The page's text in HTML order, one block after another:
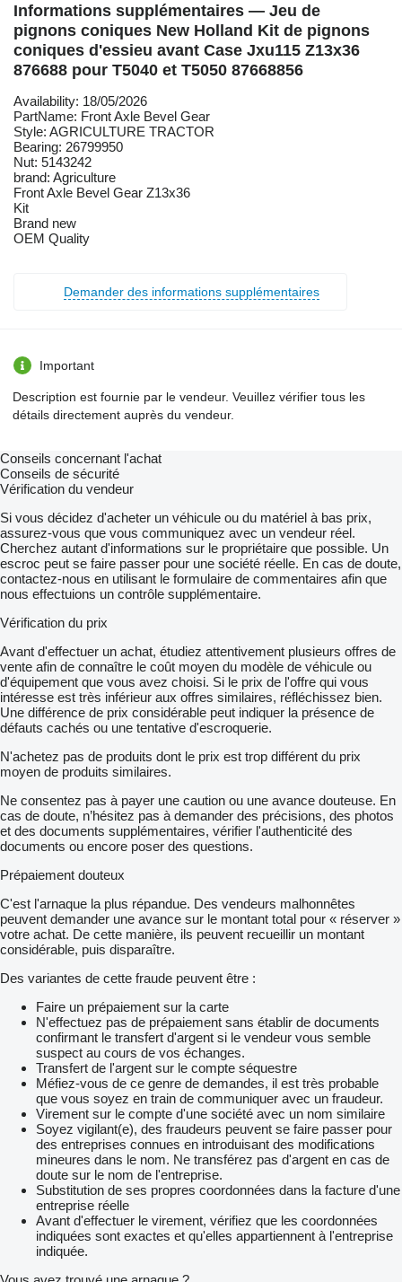
Informations supplémentaires — Jeu de
pignons coniques New Holland Kit de pignons
coniques d'essieu avant Case Jxu115 Z13x36
876688 pour T5040 et T5050 87668856
Availability: 18/05/2026
PartName: Front Axle Bevel Gear
Style: AGRICULTURE TRACTOR
Bearing: 26799950
Nut: 5143242
brand: Agriculture
Front Axle Bevel Gear Z13x36
Kit
Brand new
OEM Quality
Demander des informations supplémentaires
Important
Description est fournie par le vendeur. Veuillez vérifier tous les
détails directement auprès du vendeur.
Conseils concernant l'achat
Conseils de sécurité
Vérification du vendeur
Si vous décidez d'acheter un véhicule ou du matériel à bas prix,
assurez-vous que vous communiquez avec un vendeur réel.
Cherchez autant d'informations sur le propriétaire que possible. Un
escroc peut se faire passer pour une société réelle. En cas de doute,
contactez-nous en utilisant le formulaire de commentaires afin que
nous effectuions un contrôle supplémentaire.
Vérification du prix
Avant d'effectuer un achat, étudiez attentivement plusieurs offres de
vente afin de connaître le coût moyen du modèle de véhicule ou
d'équipement que vous avez choisi. Si le prix de l'offre qui vous
intéresse est très inférieur aux offres similaires, réfléchissez bien.
Une différence de prix considérable peut indiquer la présence de
défauts cachés ou une tentative d'escroquerie.
N'achetez pas de produits dont le prix est trop différent du prix
moyen de produits similaires.
Ne consentez pas à payer une caution ou une avance douteuse. En
cas de doute, n’hésitez pas à demander des précisions, des photos
et des documents supplémentaires, vérifier l'authenticité des
documents ou encore poser des questions.
Prépaiement douteux
C'est l'arnaque la plus répandue. Des vendeurs malhonnêtes
peuvent demander une avance sur le montant total pour « réserver »
votre achat. De cette manière, ils peuvent recueillir un montant
considérable, puis disparaître.
Des variantes de cette fraude peuvent être :
Faire un prépaiement sur la carte
N'effectuez pas de prépaiement sans établir de documents
confirmant le transfert d'argent si le vendeur vous semble
suspect au cours de vos échanges.
Transfert de l'argent sur le compte séquestre
Méfiez-vous de ce genre de demandes, il est très probable
que vous soyez en train de communiquer avec un fraudeur.
Virement sur le compte d'une société avec un nom similaire
Soyez vigilant(e), des fraudeurs peuvent se faire passer pour
des entreprises connues en introduisant des modifications
mineures dans le nom. Ne transférez pas d'argent en cas de
doute sur le nom de l'entreprise.
Substitution de ses propres coordonnées dans la facture d'une
entreprise réelle
Avant d'effectuer le virement, vérifiez que les coordonnées
indiquées sont exactes et qu'elles appartiennent à l'entreprise
indiquée.